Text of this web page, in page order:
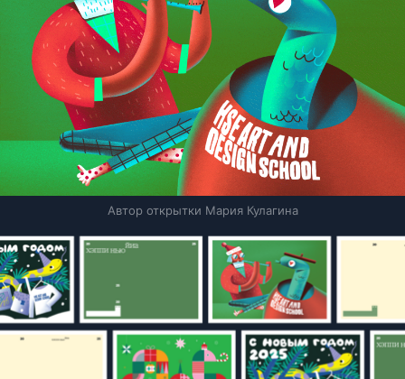
Автор открытки Мария Кулагина